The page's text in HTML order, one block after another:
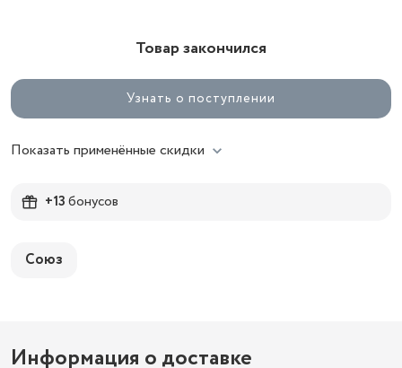
Товар закончился
Узнать о поступлении
Показать применённые скидки
+13бонусов
Союз
Информация о доставке